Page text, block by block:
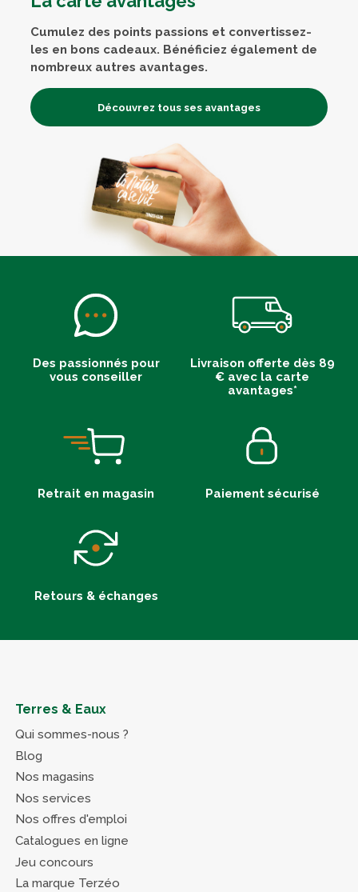
Cumulez des points passions et convertissez-
les en bons cadeaux. Bénéficiez également de
nombreux autres avantages.
Découvrez tous ses avantages
Des passionnés pour
vous conseiller
Livraison offerte dès 89
€ avec la carte
avantages*
Retrait en magasin Paiement sécurisé
Retours & échanges
Terres & Eaux
Qui sommes-nous ?
Blog
Nos magasins
Nos services
Nos offres d'emploi
Catalogues en ligne
Jeu concours
La marque Terzéo